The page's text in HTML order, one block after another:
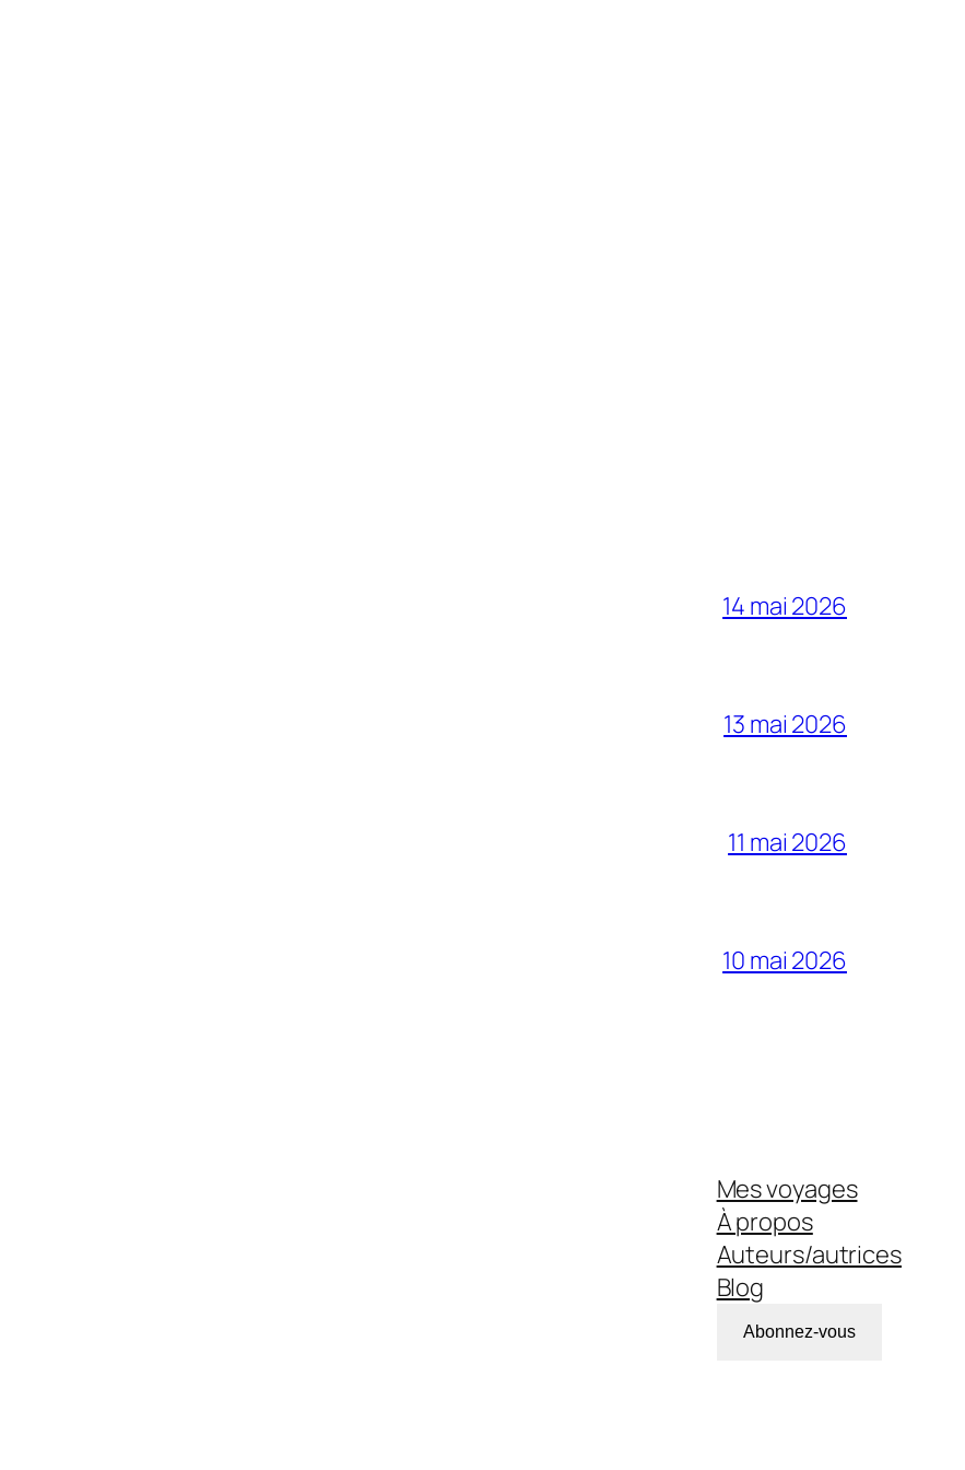
14 mai 2026
13 mai 2026
11 mai 2026
10 mai 2026
Mes voyages
À propos
Auteurs/autrices
Blog
Abonnez-vous